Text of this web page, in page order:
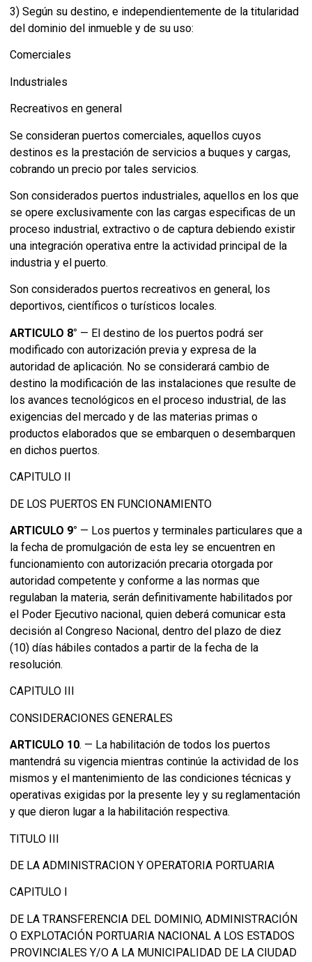
3) Según su destino, e independientemente de la titularidad
del dominio del inmueble y de su uso:
Comerciales
Industriales
Recreativos en general
Se consideran puertos comerciales, aquellos cuyos
destinos es la prestación de servicios a buques y cargas,
cobrando un precio por tales servicios.
Son considerados puertos industriales, aquellos en los que
se opere exclusivamente con las cargas especificas de un
proceso industrial, extractivo o de captura debiendo existir
una integración operativa entre la actividad principal de la
industria y el puerto.
Son considerados puertos recreativos en general, los
deportivos, científicos o turísticos locales.
ARTICULO 8° — El destino de los puertos podrá ser
modificado con autorización previa y expresa de la
autoridad de aplicación. No se considerará cambio de
destino la modificación de las instalaciones que resulte de
los avances tecnológicos en el proceso industrial, de las
exigencias del mercado y de las materias primas o
productos elaborados que se embarquen o desembarquen
en dichos puertos.
CAPITULO II
DE LOS PUERTOS EN FUNCIONAMIENTO
ARTICULO 9° — Los puertos y terminales particulares que a
la fecha de promulgación de esta ley se encuentren en
funcionamiento con autorización precaria otorgada por
autoridad competente y conforme a las normas que
regulaban la materia, serán definitivamente habilitados por
el Poder Ejecutivo nacional, quien deberá comunicar esta
decisión al Congreso Nacional, dentro del plazo de diez
(10) días hábiles contados a partir de la fecha de la
resolución.
CAPITULO III
CONSIDERACIONES GENERALES
ARTICULO 10. — La habilitación de todos los puertos
mantendrá su vigencia mientras continúe la actividad de los
mismos y el mantenimiento de las condiciones técnicas y
operativas exigidas por la presente ley y su reglamentación
y que dieron lugar a la habilitación respectiva.
TITULO III
DE LA ADMINISTRACION Y OPERATORIA PORTUARIA
CAPITULO I
DE LA TRANSFERENCIA DEL DOMINIO, ADMINISTRACIÓN
O EXPLOTACIÓN PORTUARIA NACIONAL A LOS ESTADOS
PROVINCIALES Y/O A LA MUNICIPALIDAD DE LA CIUDAD